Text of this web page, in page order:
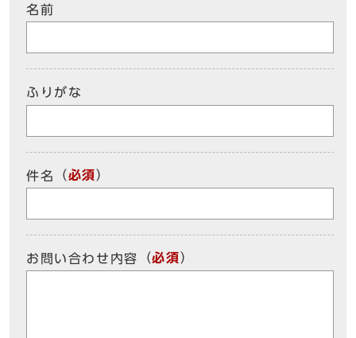
名前
ふりがな
件名 （必須）
お問い合わせ内容 （必須）